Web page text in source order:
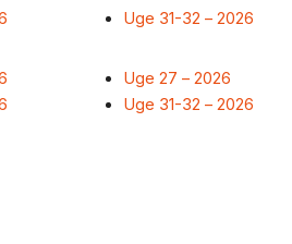
Uge 31-32 – 2026
Uge 27 – 2026
Uge 31-32 – 2026